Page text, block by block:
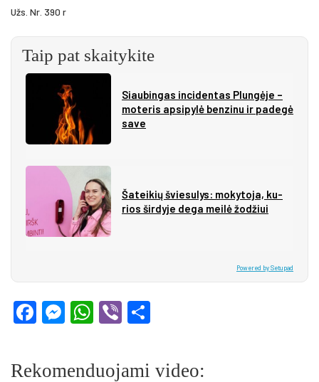
Užs. Nr. 390 r
Taip pat skaitykite
Siau­bin­gas in­ci­den­tas Plun­gė­je –
mo­te­ris ap­si­py­lė ben­zi­nu ir pa­de­gė
sa­ve
Ša­tei­kių švie­su­lys: mo­ky­to­ja, ku­
rios šir­dy­je de­ga mei­lė žo­džiui
Powered by Setupad
Facebook
Messenger
WhatsApp
Viber
Rekomenduojami video: